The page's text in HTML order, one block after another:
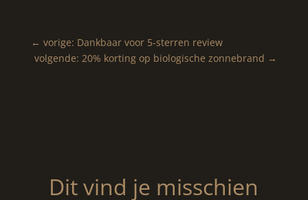
← vorige: Dankbaar voor 5-sterren review
volgende: 20% korting op biologische zonnebrand →
Dit vind je misschien